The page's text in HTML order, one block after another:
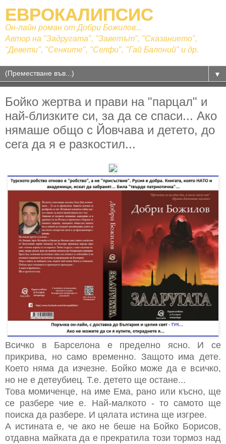
ЕВРОКАЛИПСИС
Он-лайн роман от Добри Божилов...
Автор на "Задругата", "Заветът", "Сказанието",
"Девети", "Сенките", "Селфи", "Гай Балоний" и др.
▼
Бойко жертва и прави на "парцал" и
най-близките си, за да се спаси... Ако
нямаше общо с Йовчава и детето, до
сега да я е разкостил...
Всичко в Барселона е пределно ясно. И се
прикрива, но само временно. Защото има дете.
Което няма да изчезне. Бойко може да е всичко,
но не е детеубиец. Т.е. детето ще остане...
Това момиченце, на име Ема, рано или късно, ще
се разбере чие е. Най-малкото - то самото ще
поиска да разбере. И цялата истина ще изгрее.
А истината е, че ако не беше на Бойко Борисов,
отдавна майката да е прекратила този тормоз над